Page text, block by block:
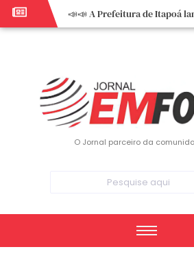
O Jornal parceiro da